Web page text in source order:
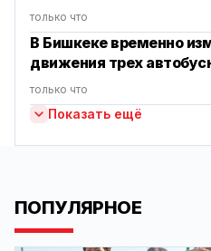
только что
В Бишкеке временно
движения трех
только что
Показать ещё
ПОПУЛЯРНОЕ